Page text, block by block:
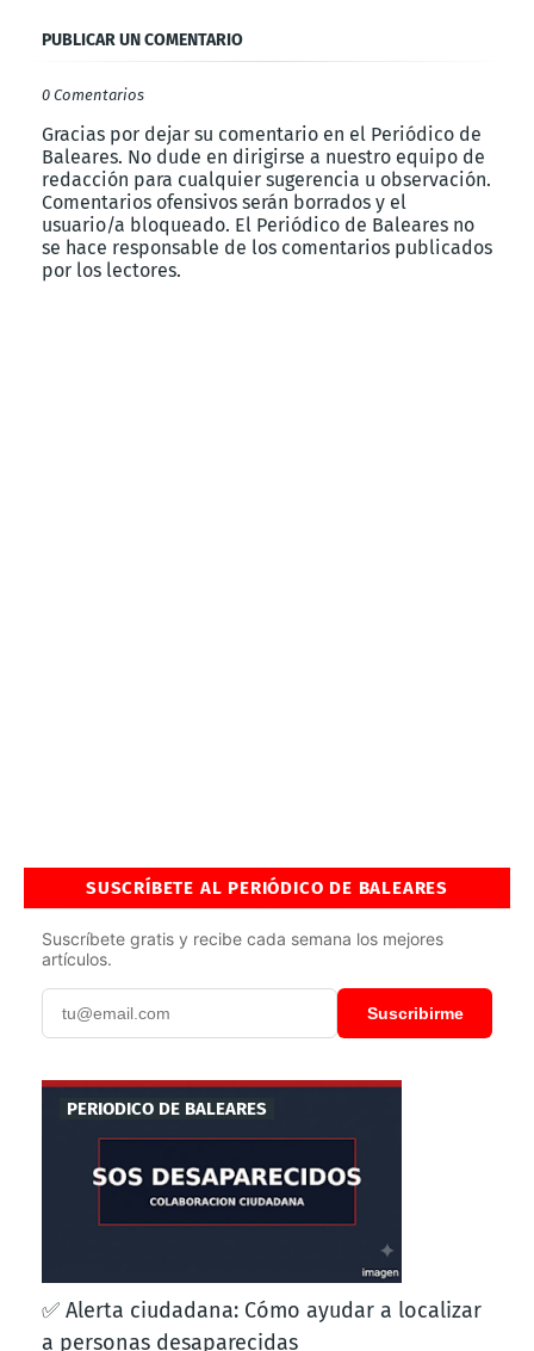
PUBLICAR UN COMENTARIO
0 Comentarios
Gracias por dejar su comentario en el Periódico de
Baleares. No dude en dirigirse a nuestro equipo de
redacción para cualquier sugerencia u observación.
Comentarios ofensivos serán borrados y el
usuario/a bloqueado. El Periódico de Baleares no
se hace responsable de los comentarios publicados
por los lectores.
SUSCRÍBETE AL PERIÓDICO DE BALEARES
Suscríbete gratis y recibe cada semana los mejores
artículos.
Suscribirme
PERIODICO DE BALEARES
✅ Alerta ciudadana: Cómo ayudar a localizar
a personas desaparecidas